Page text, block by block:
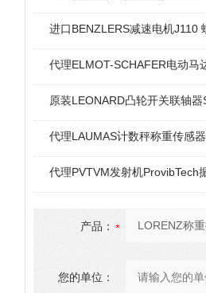
进口BENZLERS减速电机J110
代理ELMOT-SCHAFER电动马
原装LEONARD凸轮开关联轴
代理LAUMAS计数秤称重传感
代理PVTVM发射机ProvibTech
产品：
您的单位：